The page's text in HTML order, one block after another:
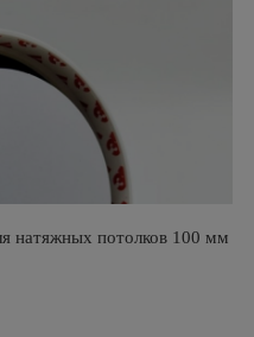
натяжных потолков 100 мм